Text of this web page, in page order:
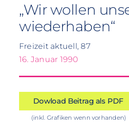
„Wir wollen
wiederhaben“
Freizeit aktuell, 87
16. Januar 1990
Dowload Beitrag als PDF
(inkl. Grafiken wenn vorhanden)